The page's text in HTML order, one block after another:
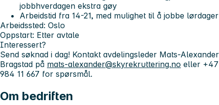
jobbhverdagen ekstra gøy
Arbeidstid fra 14-21, med mulighet til å jobbe lørdager
Arbeidssted: Oslo
Oppstart: Etter avtale
Interessert?
Send søknad i dag! Kontakt avdelingsleder Mats-Alexander
Bragstad på mats-alexander@skyrekruttering.no eller +47
984 11 667 for spørsmål.
Om bedriften